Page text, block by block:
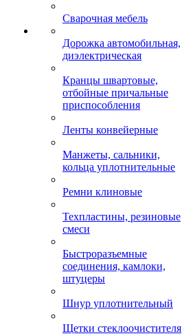
Сварочная мебель
Дорожка автомобильная,
диэлектрическая
Кранцы швартовые,
отбойные причальные
приспособления
Ленты конвейерные
Манжеты, сальники,
кольца уплотнительные
Ремни клиновые
Техпластины, резиновые
смеси
Быстроразъемные
соединения, камлоки,
штуцеры
Шнур уплотнительный
Щетки стеклоочистителя